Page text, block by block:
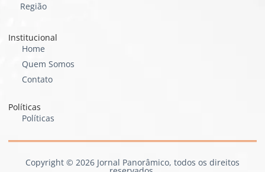
Região
Institucional
Home
Quem Somos
Contato
Políticas
Políticas
Copyright © 2026 Jornal Panorâmico, todos os direitos